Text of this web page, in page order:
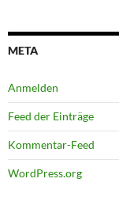
META
Anmelden
Feed der Einträge
Kommentar-Feed
WordPress.org